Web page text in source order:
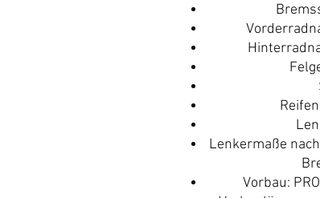
Lenkermaße
Vorbau: